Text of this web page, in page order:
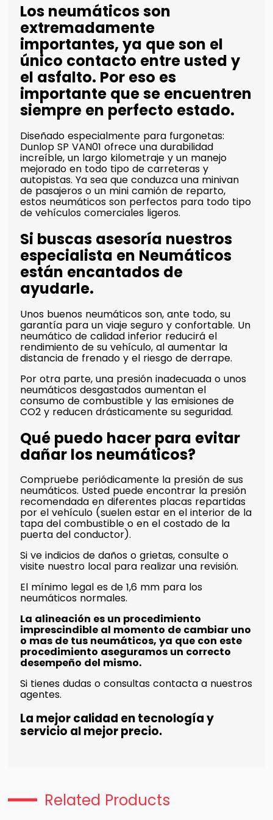
Los neumáticos son
extremadamente
importantes, ya que son el
único contacto entre usted y
el asfalto. Por eso es
importante que se encuentren
siempre en perfecto estado.
Diseñado especialmente para furgonetas:
Dunlop SP VAN01 ofrece una durabilidad
increíble, un largo kilometraje y un manejo
mejorado en todo tipo de carreteras y
autopistas. Ya sea que conduzca una minivan
de pasajeros o un mini camión de reparto,
estos neumáticos son perfectos para todo tipo
de vehículos comerciales ligeros.
Si buscas asesoría nuestros
especialista en Neumáticos
están encantados de
ayudarle.
Unos buenos neumáticos son, ante todo, su
garantía para un viaje seguro y confortable. Un
neumático de calidad inferior reducirá el
rendimiento de su vehículo, al aumentar la
distancia de frenado y el riesgo de derrape.
Por otra parte, una presión inadecuada o unos
neumáticos desgastados aumentan el
consumo de combustible y las emisiones de
CO2 y reducen drásticamente su seguridad.
Qué puedo hacer para evitar
dañar los neumáticos?
Compruebe periódicamente la presión de sus
neumáticos. Usted puede encontrar la presión
recomendada en diferentes placas repartidas
por el vehículo (suelen estar en el interior de la
tapa del combustible o en el costado de la
puerta del conductor).
Si ve indicios de daños o grietas, consulte o
visite nuestro local para realizar una revisión.
El mínimo legal es de 1,6 mm para los
neumáticos normales.
La alineación es un procedimiento
imprescindible al momento de cambiar uno
o mas de tus neumáticos, ya que con este
procedimiento aseguramos un correcto
desempeño del mismo.
Si tienes dudas o consultas contacta a nuestros
agentes.
La mejor calidad en tecnología y
servicio al mejor precio.
Related Products